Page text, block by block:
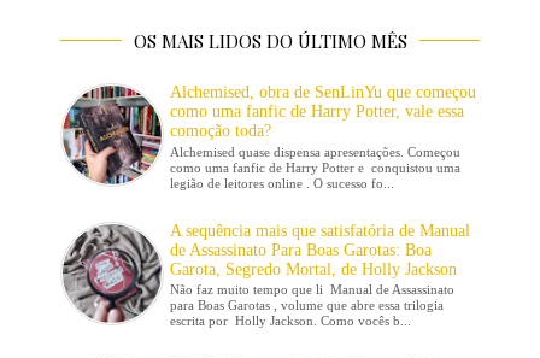
OS MAIS LIDOS DO ÚLTIMO MÊS
Alchemised, obra de SenLinYu que começou
como uma fanfic de Harry Potter, vale essa
comoção toda?
Alchemised quase dispensa apresentações. Começou
como uma fanfic de Harry Potter e conquistou uma
legião de leitores online . O sucesso fo...
A sequência mais que satisfatória de Manual
de Assassinato Para Boas Garotas: Boa
Garota, Segredo Mortal, de Holly Jackson
Não faz muito tempo que li Manual de Assassinato
para Boas Garotas , volume que abre essa trilogia
escrita por Holly Jackson. Como vocês b...